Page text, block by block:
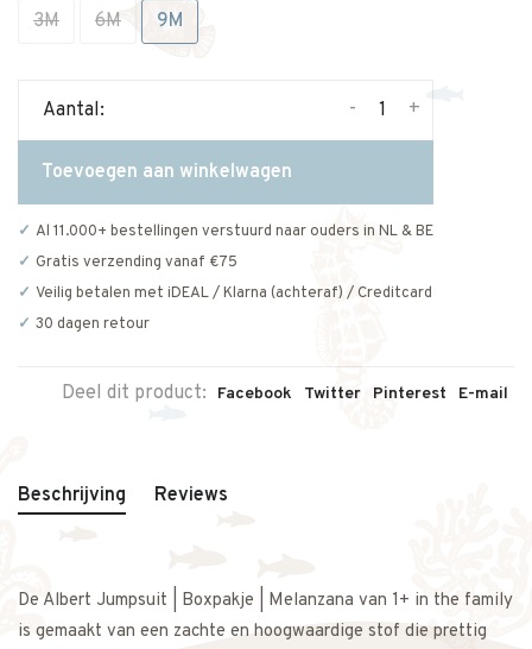
3M 6M 9M
Aantal: +
-
Toevoegen aan winkelwagen
Al 11.000+ bestellingen verstuurd naar ouders in NL & BE
Gratis verzending vanaf €75
Veilig betalen met iDEAL / Klarna (achteraf) / Creditcard
30 dagen retour
Deel dit product: Facebook Twitter Pinterest E-mail
Beschrijving Reviews
De Albert Jumpsuit | Boxpakje | Melanzana van 1+ in the family
is gemaakt van een zachte en hoogwaardige stof die prettig